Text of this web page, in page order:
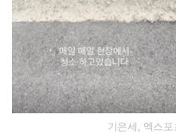
기은세, 엑스포